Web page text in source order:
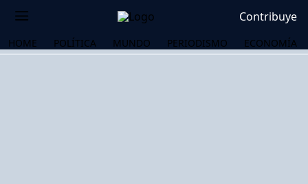
Contribuye
HOME POLÍTICA MUNDO PERIODISMO ECONOMÍA